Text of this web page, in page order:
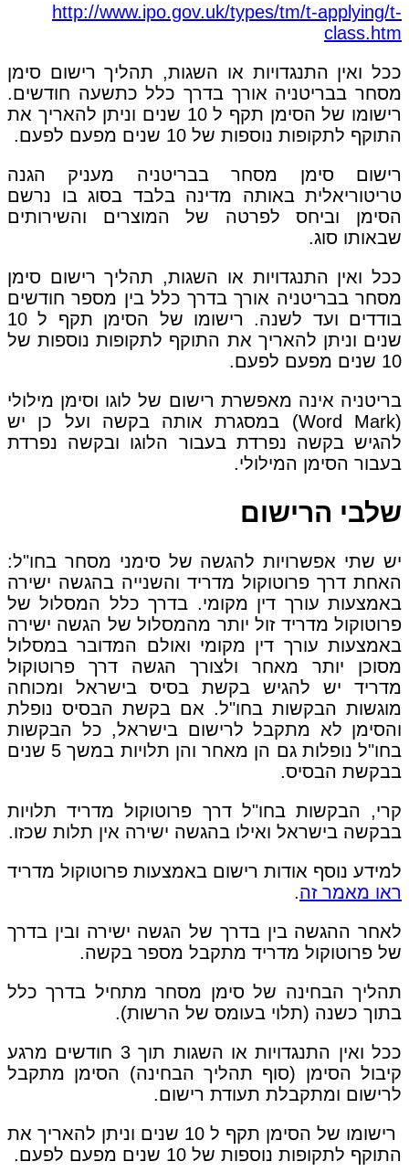
http://www.ipo.gov.uk/types/tm/t-applying/t-
class.htm
ככל ואין התנגדויות או השגות, תהליך רישום סימן
מסחר בבריטניה אורך בדרך כלל כתשעה חודשים.
רישומו של הסימן תקף ל 10 שנים וניתן להאריך את
התוקף לתקופות נוספות של 10 שנים מפעם לפעם.
רישום סימן מסחר בבריטניה מעניק הגנה
טריטוריאלית באותה מדינה בלבד בסוג בו נרשם
הסימן וביחס לפרטה של המוצרים והשירותים
שבאותו סוג.
ככל ואין התנגדויות או השגות, תהליך רישום סימן
מסחר בבריטניה אורך בדרך כלל בין מספר חודשים
בודדים ועד לשנה. רישומו של הסימן תקף ל 10
שנים וניתן להאריך את התוקף לתקופות נוספות של
10 שנים מפעם לפעם.
בריטניה אינה מאפשרת רישום של לוגו וסימן מילולי
(Word Mark) במסגרת אותה בקשה ועל כן יש
להגיש בקשה נפרדת בעבור הלוגו ובקשה נפרדת
בעבור הסימן המילולי.
שלבי הרישום
יש שתי אפשרויות להגשה של סימני מסחר בחו"ל:
האחת דרך פרוטוקול מדריד והשנייה בהגשה ישירה
באמצעות עורך דין מקומי. בדרך כלל המסלול של
פרוטוקול מדריד זול יותר מהמסלול של הגשה ישירה
באמצעות עורך דין מקומי ואולם המדובר במסלול
מסוכן יותר מאחר ולצורך הגשה דרך פרוטוקול
מדריד יש להגיש בקשת בסיס בישראל ומכוחה
מוגשות הבקשות בחו"ל. אם בקשת הבסיס נופלת
והסימן לא מתקבל לרישום בישראל, כל הבקשות
בחו"ל נופלות גם הן מאחר והן תלויות במשך 5 שנים
בבקשת הבסיס.
קרי, הבקשות בחו"ל דרך פרוטוקול מדריד תלויות
בבקשה בישראל ואילו בהגשה ישירה אין תלות שכזו.
למידע נוסף אודות רישום באמצעות פרוטוקול מדריד
ראו מאמר זה.
לאחר ההגשה בין בדרך של הגשה ישירה ובין בדרך
של פרוטוקול מדריד מתקבל מספר בקשה.
תהליך הבחינה של סימן מסחר מתחיל בדרך כלל
בתוך כשנה (תלוי בעומס של הרשות).
ככל ואין התנגדויות או השגות תוך 3 חודשים מרגע
קיבול הסימן (סוף תהליך הבחינה) הסימן מתקבל
לרישום ומתקבלת תעודת רישום.
רישומו של הסימן תקף ל 10 שנים וניתן להאריך את
התוקף לתקופות נוספות של 10 שנים מפעם לפעם.